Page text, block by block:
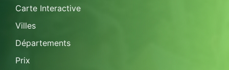
Carte Interactive
Villes
Départements
Prix